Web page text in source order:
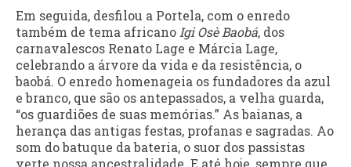
Em seguida, desfilou a Portela, com o enredo
também de tema africano Igi Osè Baobá, dos
carnavalescos Renato Lage e Márcia Lage,
celebrando a árvore da vida e da resistência, o
baobá. O enredo homenageia os fundadores da azul
e branco, que são os antepassados, a velha guarda,
“os guardiões de suas memórias.” As baianas, a
herança das antigas festas, profanas e sagradas. Ao
som do batuque da bateria, o suor dos passistas
verte nossa ancestralidade. E até hoje, sempre que